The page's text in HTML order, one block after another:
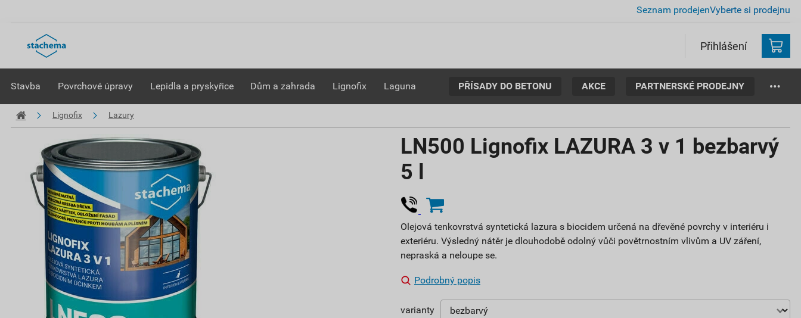
Seznam prodejenVyberte si prodejnu
Přihlášení
Stavba Povrchové úpravy Lepidla a pryskyřice Dům a zahrada Lignofix Laguna PŘÍSADY DO BETONU AKCE PARTNERSKÉ PRODEJNY
Lignofix Lazury
LN500 Lignofix LAZURA 3 v 1 bezbarvý
5 l
Olejová tenkovrstvá syntetická lazura s biocidem určená na dřevěné povrchy v interiéru i
exteriéru. Výsledný nátěr je dlouhodobě odolný vůči povětrnostním vlivům a UV záření,
nepraská a neloupe se.
Podrobný popis
varianty